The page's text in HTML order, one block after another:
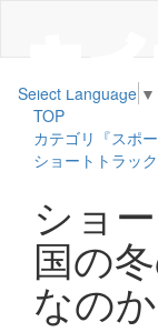
Select Language ▼
TOP
カテゴリ『スポー
ショートトラッ
ショ
国の
なの